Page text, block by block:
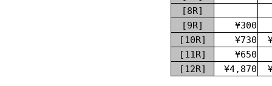
[8R]
[9R]
¥300
[10R]
¥730
[11R]
¥650
[12R]
¥4,870